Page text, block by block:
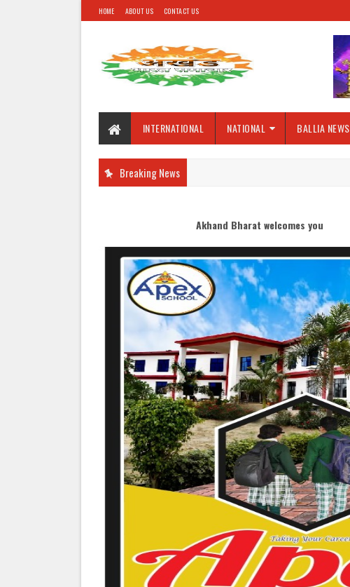
HOME ABOUT US CONTACT US
INTERNATIONAL NATIONAL BALLIA NEWS
Breaking News
Akhand Bharat welcomes you